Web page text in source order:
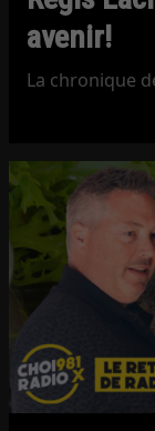
avenir!
La chronique